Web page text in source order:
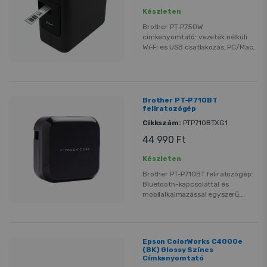
Készleten
Brother PT‑P750W
címkenyomtató: vezeték nélküli
Wi‑Fi és USB csatlakozás, PC/Mac
ideális iroda, raktár és
rendszerezés céljára.
Brother PT-P710BT
feliratozógép
Cikkszám: PTP710BTXG1
44 990 Ft
Készleten
Brother PT-P710BT feliratozógép:
Bluetooth-kapcsolattal és
mobilalkalmazással egyszerű,
méretben és színben. Kompakt,
könnyen kezelhető megoldás
Epson ColorWorks C4000e
(BK) Glossy Színes
Címkenyomtató